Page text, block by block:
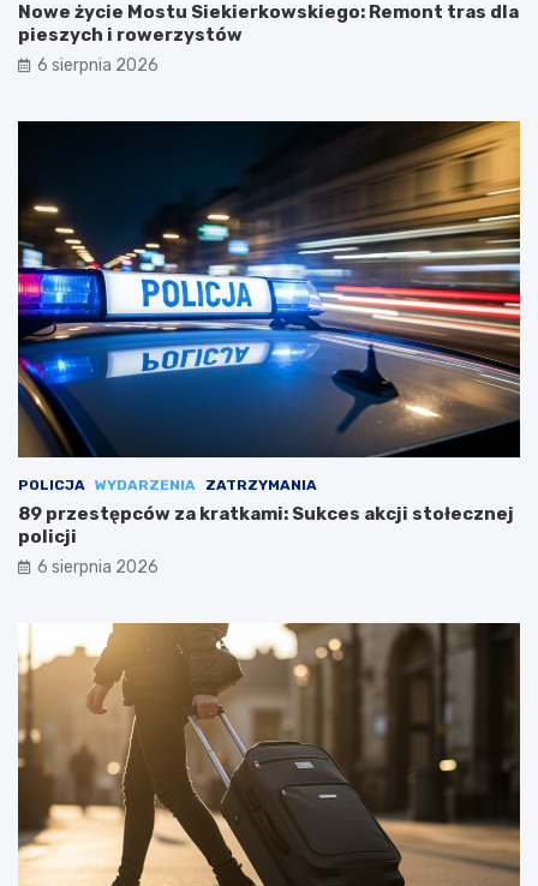
Nowe życie Mostu Siekierkowskiego: Remont tras dla
pieszych i rowerzystów
6 sierpnia 2026
POLICJA WYDARZENIA ZATRZYMANIA
89 przestępców za kratkami: Sukces akcji stołecznej
policji
6 sierpnia 2026